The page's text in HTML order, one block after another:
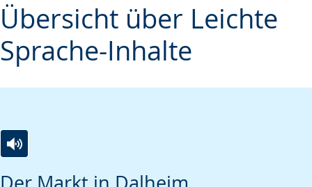
Übersicht über Leichte
Sprache-Inhalte